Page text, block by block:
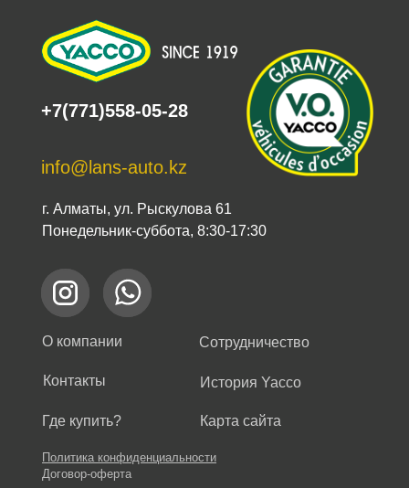
Политика конфиденциальности
Договор-оферта
О компании Сотрудничество
Контакты
Где купить?
История Yacco
+7(771)558-05-28
info@lans-auto.kz
г. Алматы, ул. Рыскулова 61
Понедельник-суббота, 8:30-17:30
Карта сайта